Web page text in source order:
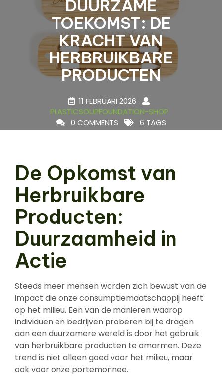
DUURZAME
TOEKOMST: DE
KRACHT VAN
HERBRUIKBARE
PRODUCTEN
11 FEBRUARI 2026
PLASTICSOUPFOUNDATION-SHOP
0 COMMENTS
6 TAGS
De Opkomst van
Herbruikbare
Producten:
Duurzaamheid in
Actie
Steeds meer mensen worden zich bewust van de
impact die onze consumptiemaatschappij heeft
op het milieu. Een van de manieren waarop
individuen en bedrijven proberen bij te dragen
aan een duurzamere wereld is door het gebruik
van herbruikbare producten te omarmen. Deze
trend is niet alleen goed voor het milieu, maar
ook voor onze portemonnee.